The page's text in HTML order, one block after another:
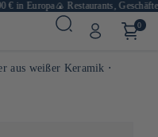
in Europa🍙 Restaurants, Geschäfte
0
aus weißer Keramik ⋅